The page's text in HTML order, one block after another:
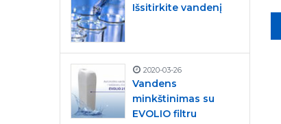
Išsitirkite vandenį
2020-03-26
Vandens
minkštinimas su
EVOLIO filtru